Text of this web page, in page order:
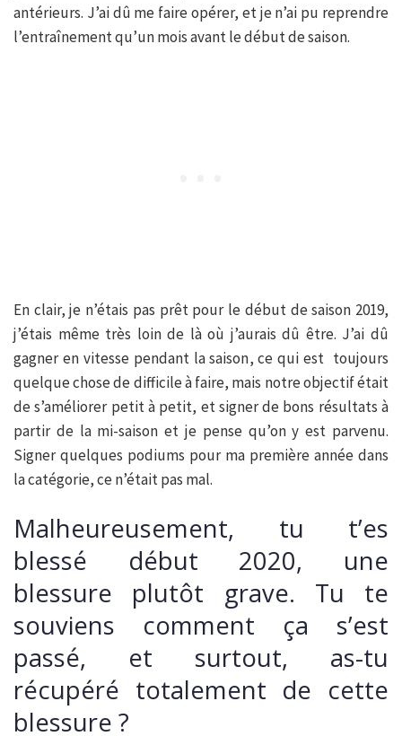
antérieurs. J’ai dû me faire opérer, et je n’ai pu reprendre
l’entraînement qu’un mois avant le début de saison.
En clair, je n’étais pas prêt pour le début de saison 2019,
j’étais même très loin de là où j’aurais dû être. J’ai dû
gagner en vitesse pendant la saison, ce qui est toujours
quelque chose de difficile à faire, mais notre objectif était
de s’améliorer petit à petit, et signer de bons résultats à
partir de la mi-saison et je pense qu’on y est parvenu.
Signer quelques podiums pour ma première année dans
la catégorie, ce n’était pas mal.
Malheureusement, tu t’es
blessé début 2020, une
blessure plutôt grave. Tu te
souviens comment ça s’est
passé, et surtout, as-tu
récupéré totalement de cette
blessure ?